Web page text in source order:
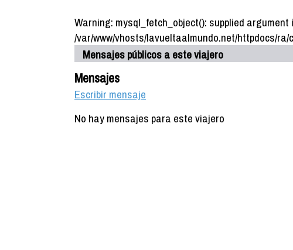
Warning: mysql_fetch_object(): supplied
/var/www/vhosts/lavueltaalmundo.net/httpdocs/
Mensajes públicos a este viajero
Mensajes
Escribir mensaje
No hay mensajes para este viajero